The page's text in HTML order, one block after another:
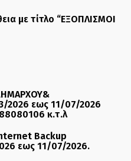
με τίτλο “ΕΞΟΠΛΙΣΜΟΙ
2026 εως 11/07/2026
κ.τ.λ
Backup
εως 11/07/2026.